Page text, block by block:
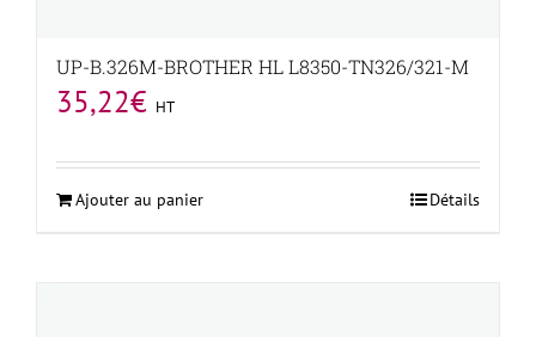
UP-B.326M-BROTHER HL L8350-TN326/321-M
35,22€ HT
Ajouter au panier Détails